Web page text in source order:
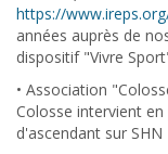
https://
années auprès de
dispositif "Vivre
• Association
Colosse intervient
d'ascendant sur SHN